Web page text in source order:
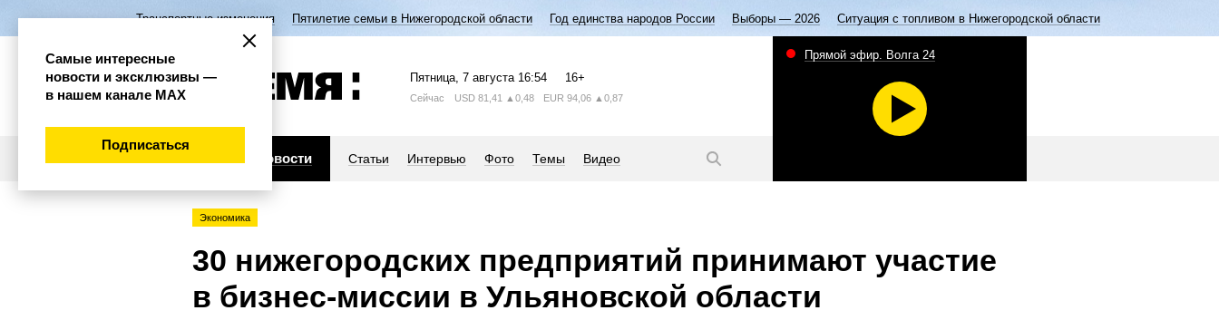
Транспортные изменения Пятилетие семьи в Нижегородской области Год единства народов России Выборы — 2026 Ситуация с топливом в Нижегородской области
Пятница, 7 августа 16:54 16+
Сейчас USD 81,41 ▲0,48 EUR 94,06 ▲0,87
Новости Статьи Интервью Фото Темы Видео
Прямой эфир. Волга 24
Экономика
30 нижегородских предприятий принимают участие
в бизнес-миссии в Ульяновской области
Самые интересные
новости и эксклюзивы —
в нашем канале МАХ
Подписаться